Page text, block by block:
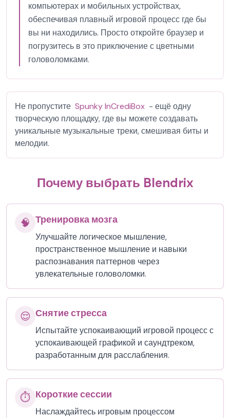
компьютерах и мобильных устройствах,
обеспечивая плавный игровой процесс где бы
вы ни находились. Просто откройте браузер и
погрузитесь в это приключение с цветными
головоломками.
Не пропустите Spunky InCrediBox - ещё одну
творческую площадку, где вы можете создавать
уникальные музыкальные треки, смешивая биты и
мелодии.
Почему выбрать Blendrix
🧠 Тренировка мозга
Улучшайте логическое мышление,
пространственное мышление и навыки
распознавания паттернов через
увлекательные головоломки.
😌 Снятие стресса
Испытайте успокаивающий игровой процесс с
успокаивающей графикой и саундтреком,
разработанным для расслабления.
⏱️ Короткие сессии
Наслаждайтесь игровым процессом